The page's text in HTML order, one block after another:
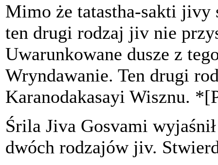
Mimo że tatastha-sakti jivy
ten drugi rodzaj jiv nie
Uwarunkowane dusze z
Wryndawanie. Ten drugi
Karanodakasayi Wisznu.
Śrila Jiva Gosvami
dwóch rodzajów jiv.